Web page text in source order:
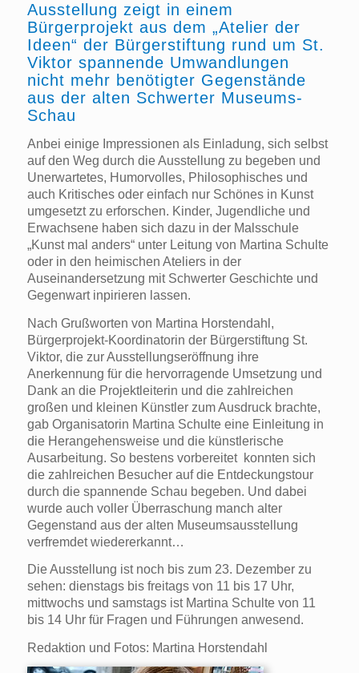
Ausstellung zeigt in einem
Bürgerprojekt aus dem „Atelier der
Ideen“ der Bürgerstiftung rund um St.
Viktor spannende Umwandlungen
nicht mehr benötigter Gegenstände
aus der alten Schwerter Museums-
Schau
Anbei einige Impressionen als Einladung, sich selbst
auf den Weg durch die Ausstellung zu begeben und
Unerwartetes, Humorvolles, Philosophisches und
auch Kritisches oder einfach nur Schönes in Kunst
umgesetzt zu erforschen. Kinder, Jugendliche und
Erwachsene haben sich dazu in der Malsschule
„Kunst mal anders“ unter Leitung von Martina Schulte
oder in den heimischen Ateliers in der
Auseinandersetzung mit Schwerter Geschichte und
Gegenwart inpirieren lassen.
Nach Grußworten von Martina Horstendahl,
Bürgerprojekt-Koordinatorin der Bürgerstiftung St.
Viktor, die zur Ausstellungseröffnung ihre
Anerkennung für die hervorragende Umsetzung und
Dank an die Projektleiterin und die zahlreichen
großen und kleinen Künstler zum Ausdruck brachte,
gab Organisatorin Martina Schulte eine Einleitung in
die Herangehensweise und die künstlerische
Ausarbeitung. So bestens vorbereitet konnten sich
die zahlreichen Besucher auf die Entdeckungstour
durch die spannende Schau begeben. Und dabei
wurde auch voller Überraschung manch alter
Gegenstand aus der alten Museumsausstellung
verfremdet wiedererkannt…
Die Ausstellung ist noch bis zum 23. Dezember zu
sehen: dienstags bis freitags von 11 bis 17 Uhr,
mittwochs und samstags ist Martina Schulte von 11
bis 14 Uhr für Fragen und Führungen anwesend.
Redaktion und Fotos: Martina Horstendahl